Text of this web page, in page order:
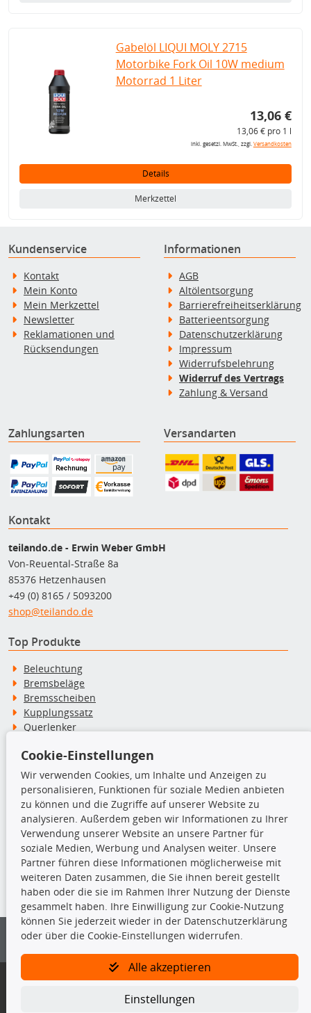
Gabelöl LIQUI MOLY 2715
Motorbike Fork Oil 10W medium
Motorrad 1 Liter
13,06 €
13,06 € pro 1 l
inkl. gesetzl. MwSt., zzgl.Versandkosten
Details
Merkzettel
Kundenservice
Kontakt
Mein Konto
Mein Merkzettel
Newsletter
Reklamationen und
Rücksendungen
Informationen
AGB
Altölentsorgung
Barrierefreiheitserklärung
Batterieentsorgung
Datenschutzerklärung
Impressum
Widerrufsbelehrung
Widerruf des Vertrags
Zahlung & Versand
Zahlungsarten Versandarten
Kontakt
teilando.de - Erwin Weber GmbH
Von-Reuental-Straße 8a
85376 Hetzenhausen
+49 (0) 8165 / 5093200
shop@teilando.de
Top Produkte
Beleuchtung
Bremsbeläge
Bremsscheiben
Kupplungssatz
Querlenker
Stoßdämpfer
TecDoc Inside
Die hier angezeigten Daten insbesondere die gesamte Datenbank dürfen
nicht kopiert werden.
Es ist zu unterlassen, die Daten oder die gesamte Datenbank ohne
vorherige Zustimmung von TecDoc zu vervielfältigen, zu verbreiten
und/oder diese Handlungen durch Dritte ausführen zu lassen. Ein
Bitte prüfen Sie, ob das über unseren Onlineshop identifizierte Ersatzteil
Gegebenenfalls sind ergänzende Informationen notwendig, um
Cookie-Einstellungen
Wir verwenden Cookies, um Inhalte und Anzeigen zu
personalisieren, Funktionen für soziale Medien anbieten
zu können und die Zugriffe auf unserer Website zu
analysieren. Außerdem geben wir Informationen zu Ihrer
Verwendung unserer Website an unsere Partner für
soziale Medien, Werbung und Analysen weiter. Unsere
Partner führen diese Informationen möglicherweise mit
weiteren Daten zusammen, die Sie ihnen bereit gestellt
haben oder die sie im Rahmen Ihrer Nutzung der Dienste
gesammelt haben. Ihre Einwilligung zur Cookie-Nutzung
können Sie jederzeit wieder in der Datenschutzerklärung
oder über die Cookie-Einstellungen widerrufen.
Alle akzeptieren
Einstellungen